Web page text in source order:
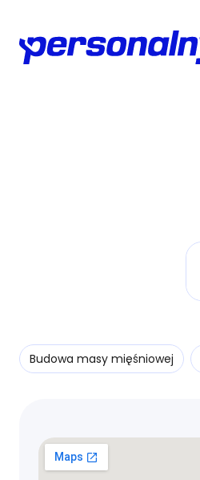
Budowa masy mięśniowej